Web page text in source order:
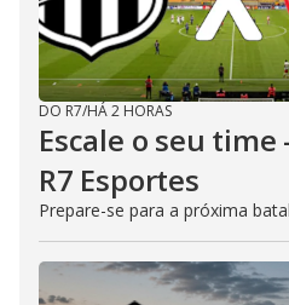
DO R7/HÁ 2 HORAS
Escale o seu
R7 Esportes
Prepare-se para a próxima